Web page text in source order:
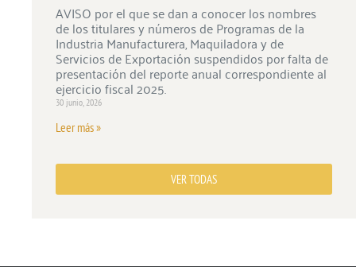
AVISO por el que se dan a conocer los nombres
de los titulares y números de Programas de la
Industria Manufacturera, Maquiladora y de
Servicios de Exportación suspendidos por falta de
presentación del reporte anual correspondiente al
ejercicio fiscal 2025.
30 junio, 2026
Leer más »
VER TODAS